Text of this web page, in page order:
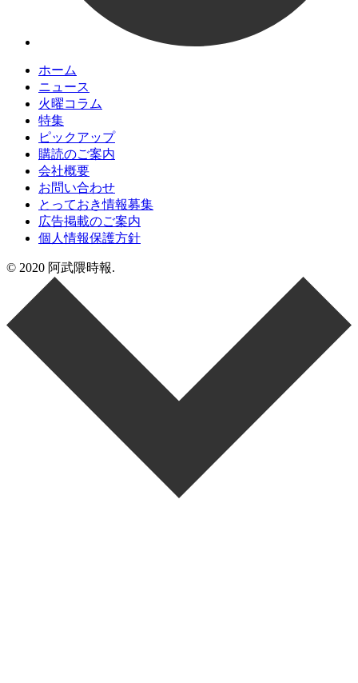
ホーム
ニュース
火曜コラム
特集
ピックアップ
購読のご案内
会社概要
お問い合わせ
とっておき情報募集
広告掲載のご案内
個人情報保護方針
© 2020 阿武隈時報.